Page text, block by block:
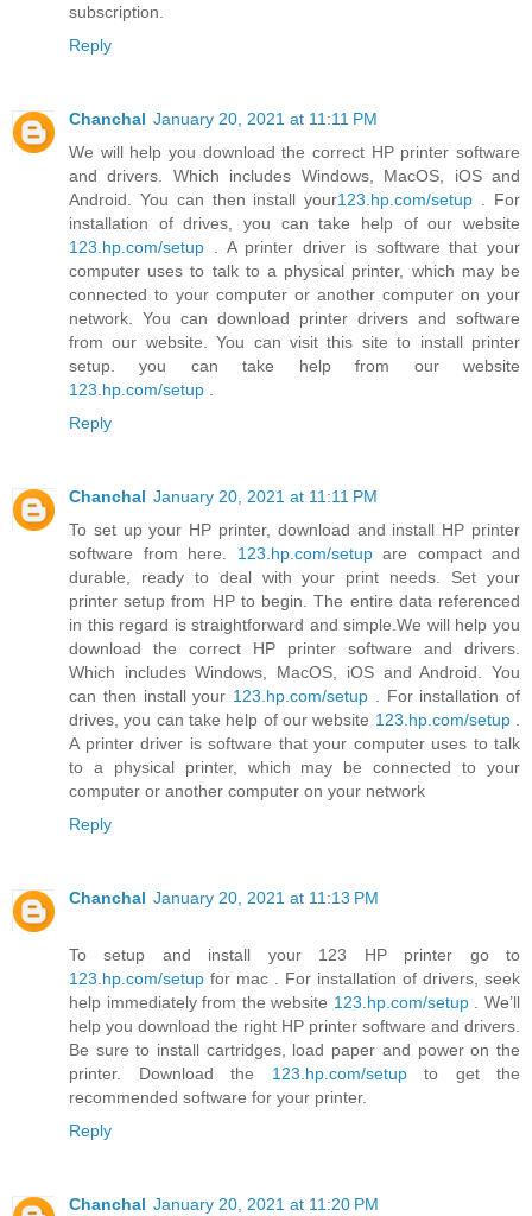
subscription.
Reply
Chanchal January 20, 2021 at 11:11 PM
We will help you download the correct HP printer software
and drivers. Which includes Windows, MacOS, iOS and
Android. You can then install your123.hp.com/setup . For
installation of drives, you can take help of our website
123.hp.com/setup . A printer driver is software that your
computer uses to talk to a physical printer, which may be
connected to your computer or another computer on your
network. You can download printer drivers and software
from our website. You can visit this site to install printer
setup. you can take help from our website
123.hp.com/setup .
Reply
Chanchal January 20, 2021 at 11:11 PM
To set up your HP printer, download and install HP printer
software from here. 123.hp.com/setupare compact and
durable, ready to deal with your print needs. Set your
printer setup from HP to begin. The entire data referenced
in this regard is straightforward and simple.We will help you
download the correct HP printer software and drivers.
Which includes Windows, MacOS, iOS and Android. You
can then install your 123.hp.com/setup . For installation of
drives, you can take help of our website 123.hp.com/setup.
A printer driver is software that your computer uses to talk
to a physical printer, which may be connected to your
computer or another computer on your network
Reply
Chanchal January 20, 2021 at 11:13 PM
To setup and install your 123 HP printer go to
123.hp.com/setup for mac . For installation of drivers, seek
help immediately from the website 123.hp.com/setup. We’ll
help you download the right HP printer software and drivers.
Be sure to install cartridges, load paper and power on the
printer. Download the 123.hp.com/setupto get the
recommended software for your printer.
Reply
Chanchal January 20, 2021 at 11:20 PM